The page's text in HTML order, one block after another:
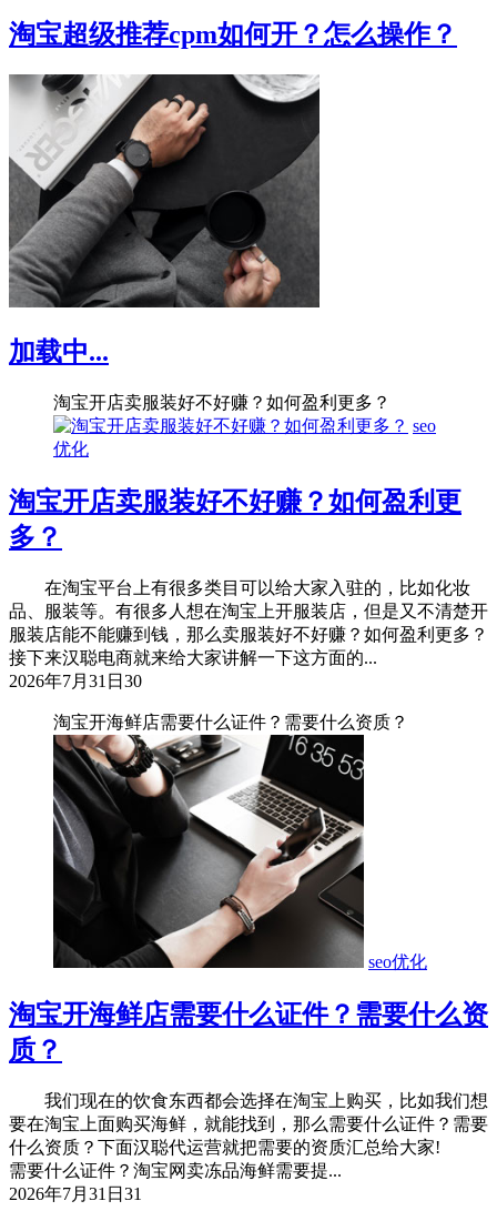
淘宝超级推荐cpm如何开？怎么操作？
加载中...
淘宝开店卖服装好不好赚？如何盈利更多？
seo
优化
淘宝开店卖服装好不好赚？如何盈利更
多？
在淘宝平台上有很多类目可以给大家入驻的，比如化妆
品、服装等。有很多人想在淘宝上开服装店，但是又不清楚开
服装店能不能赚到钱，那么卖服装好不好赚？如何盈利更多？
接下来汉聪电商就来给大家讲解一下这方面的...
2026年7月31日 30
淘宝开海鲜店需要什么证件？需要什么资质？
seo优化
淘宝开海鲜店需要什么证件？需要什么资
质？
我们现在的饮食东西都会选择在淘宝上购买，比如我们想
要在淘宝上面购买海鲜，就能找到，那么需要什么证件？需要
什么资质？下面汉聪代运营就把需要的资质汇总给大家!
需要什么证件？淘宝网卖冻品海鲜需要提...
2026年7月31日 31